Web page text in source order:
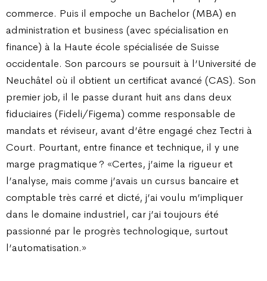
commerce. Puis il empoche un Bachelor (MBA) en
administration et business (avec spécialisation en
finance) à la Haute école spécialisée de Suisse
occidentale. Son parcours se poursuit à l’Université de
Neuchâtel où il obtient un certificat avancé (CAS). Son
premier job, il le passe durant huit ans dans deux
fiduciaires (Fideli/Figema) comme responsable de
mandats et réviseur, avant d’être engagé chez Tectri à
Court. Pourtant, entre finance et technique, il y une
marge pragmatique ? «Certes, j’aime la rigueur et
l’analyse, mais comme j’avais un cursus bancaire et
comptable très carré et dicté, j’ai voulu m’impliquer
dans le domaine industriel, car j’ai toujours été
passionné par le progrès technologique, surtout
l’automatisation.»